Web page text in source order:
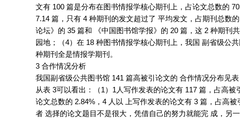
文有 100 篇是分布在图书情报学核心期刊上，占论文总数的
7.14 篇，只有 4 种期刊的发文超过了 平均发文，占期刊总数
论坛》的 35 篇和 《中国图书馆学报》的 20 篇，这 2 种期刊
园地；（4）在 18 种图书情报学核心期刊上，我国 副省级公
种期刊全是情报学期刊。
3 合作情况分析
我国副省级公共图书馆 141 篇高被引论文的 合作情况分布见表
从表 3可以看出：（1）1人写作发表的论文有 117 篇，占高
论文总数的 2.84%，4 人以 上写作发表的论文有 3 篇，占高
者 选择的论文题目不是很大，凭借自己的努力就能完 成，另